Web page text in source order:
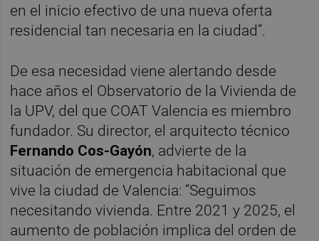
en el inicio efectivo de una nueva oferta
residencial tan necesaria en la ciudad”.
De esa necesidad viene alertando desde
hace años el Observatorio de la Vivienda de
la UPV, del que COAT Valencia es miembro
fundador. Su director, el arquitecto técnico
Fernando Cos-Gayón, advierte de la
situación de emergencia habitacional que
vive la ciudad de Valencia: “Seguimos
necesitando vivienda. Entre 2021 y 2025, el
aumento de población implica del orden de